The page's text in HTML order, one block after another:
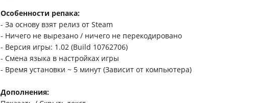
Особенности репака:
- За основу взят релиз от Steam
- Ничего не вырезано / ничего не перекодировано
- Версия игры: 1.02 (Build 10762706)
- Смена языка в настройках игры
- Время установки ~ 5 минут (Зависит от компьютера)
Дополнения: